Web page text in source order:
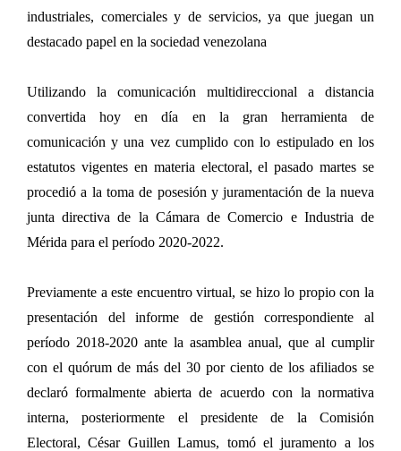
industriales, comerciales y de servicios, ya que juegan un
destacado papel en la sociedad venezolana
Utilizando la comunicación multidireccional a distancia
convertida hoy en día en la gran herramienta de
comunicación y una vez cumplido con lo estipulado en los
estatutos vigentes en materia electoral, el pasado martes se
procedió a la toma de posesión y juramentación de la nueva
junta directiva de la Cámara de Comercio e Industria de
Mérida para el período 2020-2022.
Previamente a este encuentro virtual, se hizo lo propio con la
presentación del informe de gestión correspondiente al
período 2018-2020 ante la asamblea anual, que al cumplir
con el quórum de más del 30 por ciento de los afiliados se
declaró formalmente abierta de acuerdo con la normativa
interna, posteriormente el presidente de la Comisión
Electoral, César Guillen Lamus, tomó el juramento a los